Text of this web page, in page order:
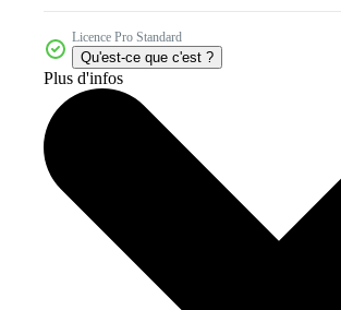
Licence Pro Standard
Qu'est-ce que c'est ?
Plus d'infos